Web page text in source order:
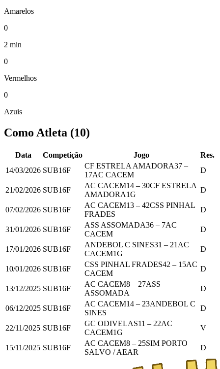
Amarelos
0
2 min
0
Vermelhos
0
Azuis
Como Atleta (10)
Data Competição Jogo
Res.
14/03/2026 SUB16F
CF ESTRELA AMADORA37 –
17AC CACEM
D
21/02/2026 SUB16F
AC CACEM14 – 30CF ESTRELA
AMADORA1G
D
07/02/2026 SUB16F
AC CACEM13 – 42CSS PINHAL
FRADES
D
31/01/2026 SUB16F
ASS ASSOMADA36 – 7AC
CACEM
D
17/01/2026 SUB16F
ANDEBOL C SINES31 – 21 AC
CACEM1G
D
10/01/2026 SUB16F
CSS PINHAL FRADES42 – 15AC
CACEM
D
13/12/2025 SUB16F
AC CACEM8 – 27ASS
ASSOMADA
D
06/12/2025 SUB16F
AC CACEM14 – 23ANDEBOL C
SINES
D
22/11/2025 SUB16F
GC ODIVELAS11 – 22AC
CACEM1G
V
15/11/2025 SUB16F
AC CACEM8 – 25SIM PORTO
SALVO / AEAR
D